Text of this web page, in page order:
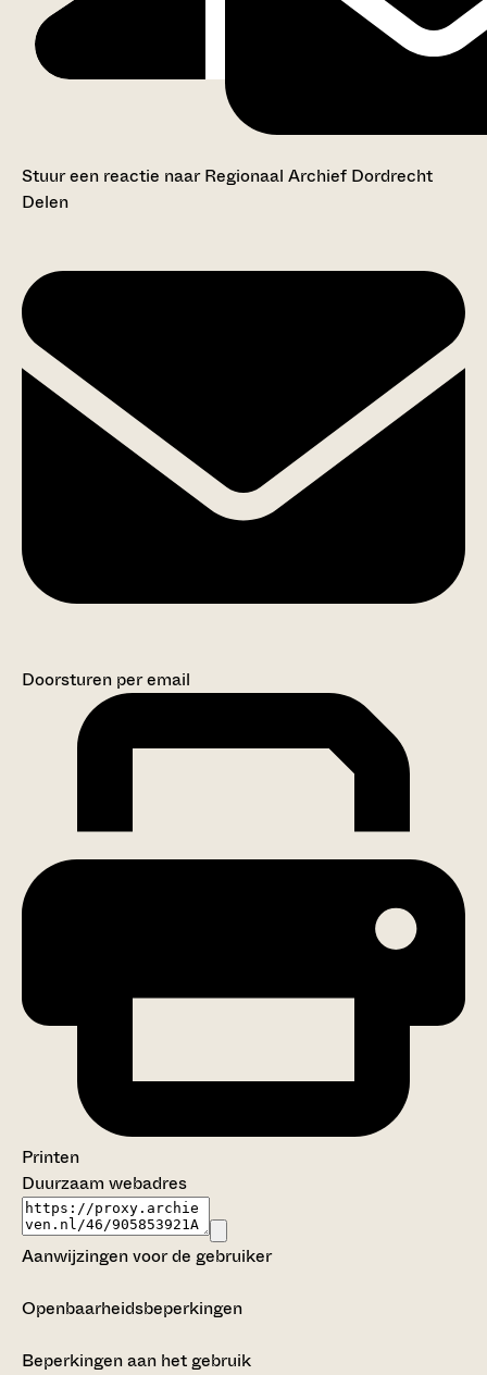
Stuur een reactie naar Regionaal Archief Dordrecht
Delen
Doorsturen per email
Printen
Duurzaam webadres
Aanwijzingen voor de gebruiker
Openbaarheidsbeperkingen
Beperkingen aan het gebruik